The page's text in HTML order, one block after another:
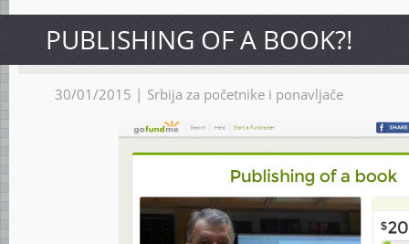
PUBLISHING OF A BOOK?!
30/01/2015 | Srbija za početnike i ponavljače